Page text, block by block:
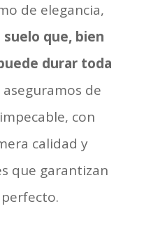
de elegancia,
suelo que, bien
durar toda
de
con
calidad y
que garantizan